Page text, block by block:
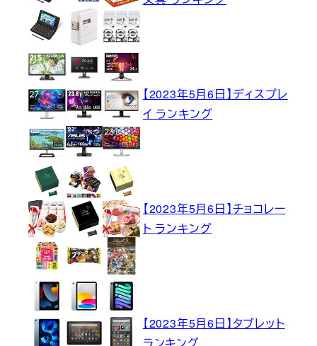
【2023年5月6日】ディスプレ
イ ランキング
【2023年5月6日】チョコレー
ト ランキング
【2023年5月6日】タブレット